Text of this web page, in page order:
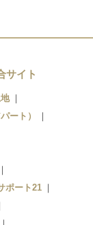
サイト
ート）
ポート21